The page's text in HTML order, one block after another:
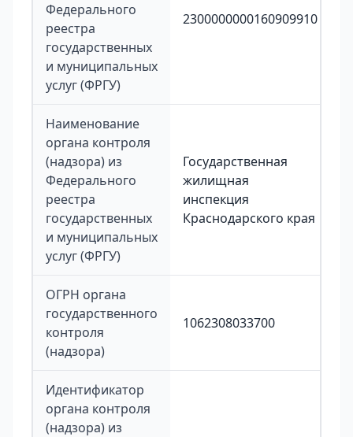
Федерального
реестра
государственных
и муниципальных
услуг (ФРГУ)
2300000000160909910
Наименование
органа контроля
(надзора) из
Федерального
реестра
государственных
и муниципальных
услуг (ФРГУ)
Государственная
жилищная
инспекция
Краснодарского края
ОГРН органа
государственного
контроля
(надзора)
1062308033700
Идентификатор
органа контроля
(надзора) из